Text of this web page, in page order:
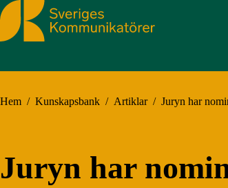
Sveriges Kommunikatörer
Hem / Kunskapsbank / Artiklar / Juryn har
Juryn har